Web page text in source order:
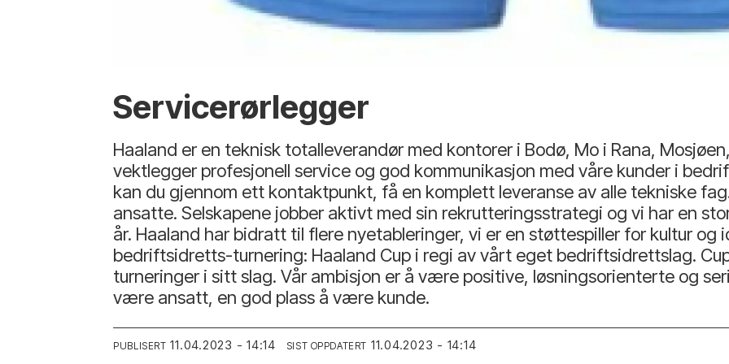
Servicerørlegger
Haaland er en teknisk totalleverandør med kontorer i Bodø, Mo i Rana,
vektlegger profesjonell service og god kommunikasjon med våre kunder i
kan du gjennom ett kontaktpunkt, få en komplett leveranse av alle tekniske
ansatte. Selskapene jobber aktivt med sin rekrutteringsstrategi og vi har en
år. Haaland har bidratt til flere nyetableringer, vi er en støttespiller for kultur og
bedriftsidretts-turnering: Haaland Cup i regi av vårt eget bedriftsidrettslag.
turneringer i sitt slag. Vår ambisjon er å være positive, løsningsorienterte og
være ansatt, en god plass å være kunde.
PUBLISERT 11.04.2023 - 14:14 SIST OPPDATERT 11.04.2023 - 14:14